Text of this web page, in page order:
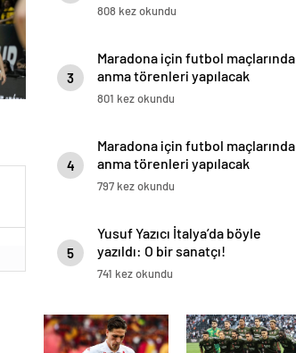
808 kez okundu
3
Maradona için futbol maçlarında
anma törenleri yapılacak
801 kez okundu
4
Maradona için futbol maçlarında
anma törenleri yapılacak
797 kez okundu
5
Yusuf Yazıcı İtalya’da böyle
yazıldı: O bir sanatçı!
741 kez okundu